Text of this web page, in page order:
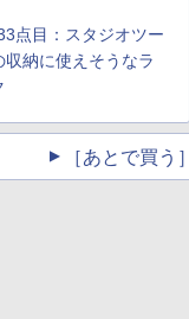
点目：スタジオツー
収納に使えそうなラ
［あとで買う